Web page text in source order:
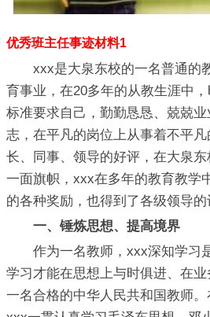
优秀班主任事迹材料1
xxx是大泉东校的一名普通的
育事业，在20多年的从教生涯中
标准要求自己，勤勤恳恳、兢兢
志，在平凡的岗位上从事着不平
长、同事、领导的好评，在大泉
一面旗帜，xxx在多年的教育教学
的各种奖励，也得到了各级领导的
一、锤炼思想、提高境界
作为一名教师，xxx深知学习
学习才能在思想上与时俱进、在
一名合格的中华人民共和国教师。